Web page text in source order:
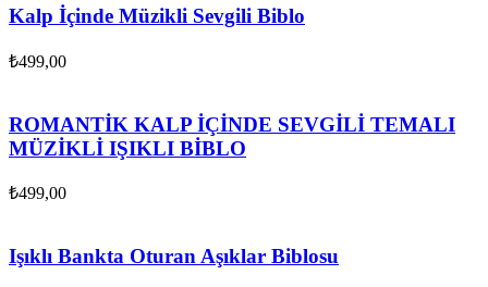
Kalp İçinde Müzikli Sevgili Biblo
₺499,00
ROMANTİK KALP İÇİNDE SEVGİLİ TEMALI
MÜZİKLİ IŞIKLI BİBLO
₺499,00
Işıklı Bankta Oturan Aşıklar Biblosu